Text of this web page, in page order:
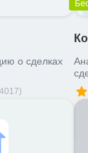
о сделках